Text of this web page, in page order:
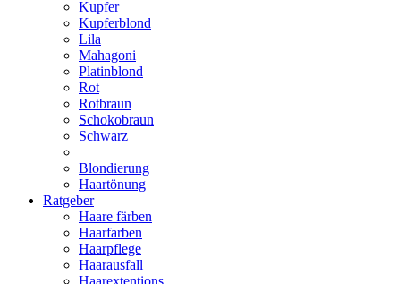
Kupfer
Kupferblond
Lila
Mahagoni
Platinblond
Rot
Rotbraun
Schokobraun
Schwarz
Blondierung
Haartönung
Ratgeber
Haare färben
Haarfarben
Haarpflege
Haarausfall
Haarextentions